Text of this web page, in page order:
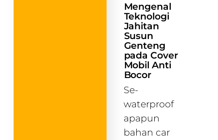
Mengenal
Teknologi
Jahitan
Susun
Genteng
pada Cover
Mobil Anti
Bocor
Se-
waterproof
apapun
bahan car